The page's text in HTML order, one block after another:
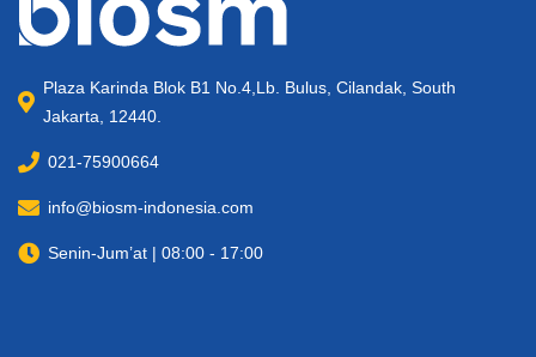
Plaza Karinda Blok B1 No.4,Lb. Bulus, Cilandak, South
Jakarta, 12440.
021-75900664
info@biosm-indonesia.com
Senin-Jum’at | 08:00 - 17:00